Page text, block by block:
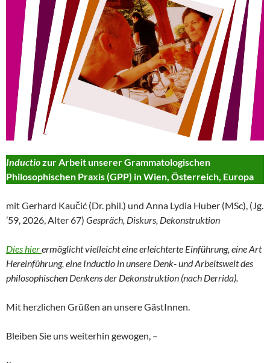
Inductiozur Arbeit unserer Grammatologischen
Philosophischen Praxis (GPP) in Wien, Österreich, Europa
mit Gerhard Kaučić (Dr. phil.) und Anna Lydia Huber (MSc), (Jg.
’59, 2026, Alter 67) Gespräch, Diskurs, Dekonstruktion
Dies hierermöglicht vielleicht eine erleichterte Einführung, eine Art
Hereinführung, eine Inductio in unsere Denk- und Arbeitswelt des
philosophischen Denkens der Dekonstruktion (nach Derrida).
Mit herzlichen Grüßen an unsere GästInnen.
Bleiben Sie uns weiterhin gewogen, –